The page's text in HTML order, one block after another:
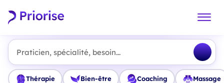
Praticien, spécialité, besoin...
Thérapie Bien-être Coaching Massage